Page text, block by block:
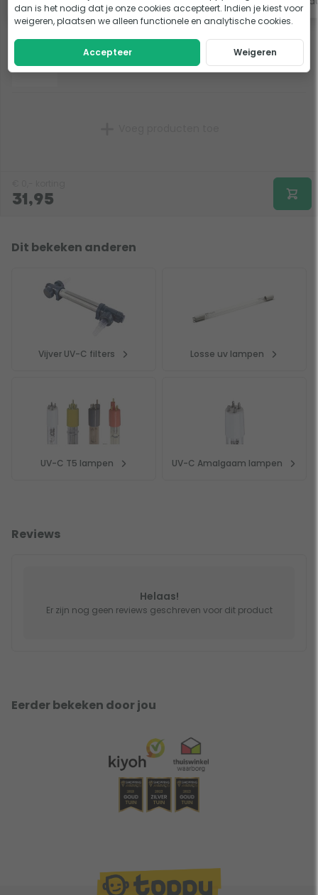
1x Philips UV-C lamp T5 16W
31,95
Dit bekeken anderen
Vijver UV-C filters Losse uv lampen
UV-C T5 lampen UV-C Amalgaam lampen
Reviews
Helaas!
Er zijn nog geen reviews geschreven voor dit product
Eerder bekeken door jou
dan is het nodig dat je onze cookies accepteert. Indien je kiest voor
weigeren, plaatsen we alleen functionele en analytische cookies.
Accepteer Weigeren